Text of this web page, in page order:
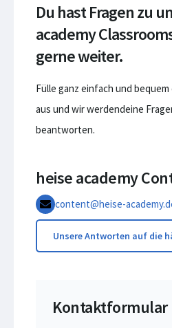
Du hast Fragen zu
academy
gerne weiter.
Fülle ganz einfach und
aus und wir werdendeine
beantworten.
heise academy
content@heise-
Unsere Antworten auf die
Kontaktformular